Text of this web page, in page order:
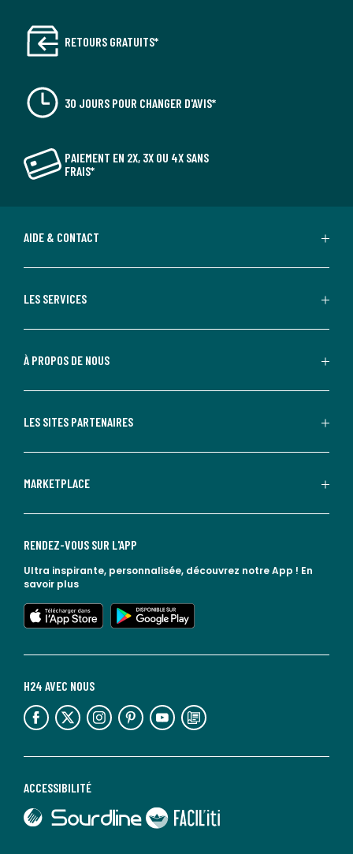
RETOURS GRATUITS*
30 JOURS POUR CHANGER D'AVIS*
PAIEMENT EN 2X, 3X OU 4X SANS
FRAIS*
AIDE & CONTACT
LES SERVICES
À PROPOS DE NOUS
LES SITES PARTENAIRES
MARKETPLACE
ACCESSIBILITÉ
lien vers Sourdline
lien vers Faciliti
H24 AVEC NOUS
lien vers l'espace réseaux sociaux lien vers l'espace réseaux sociaux lien vers l'espace réseaux sociaux lien vers l'espace réseaux sociaux lien vers l'espace réseaux sociaux lien vers le blog la redoute
RENDEZ-VOUS SUR L'APP
Ultra inspirante, personnalisée, découvrez notre App ! En
savoir plus
lien vers l'app store
lien vers google play